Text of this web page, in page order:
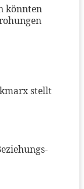
könnten
stellt